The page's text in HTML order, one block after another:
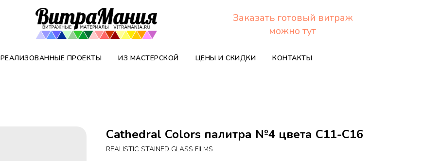
Заказать готовый витраж
можно тут
РЕАЛИЗОВАННЫЕ ПРОЕКТЫ ИЗ МАСТЕРСКОЙ ЦЕНЫ И СКИДКИ КОНТАКТЫ
Cathedral Colors палитра №4 цвета С11-С16
REALISTIC STAINED GLASS FILMS